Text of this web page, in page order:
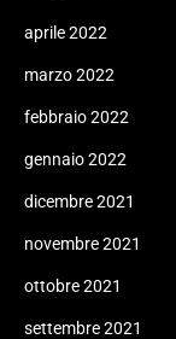
aprile 2022
marzo 2022
febbraio 2022
gennaio 2022
dicembre 2021
novembre 2021
ottobre 2021
settembre 2021